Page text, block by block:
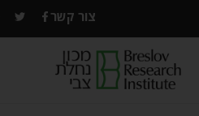
צור קשר